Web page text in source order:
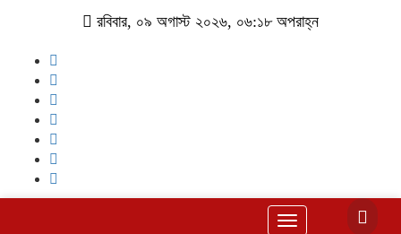
রবিবার, ০৯ অগাস্ট ২০২৬, ০৬:১৮ অপরাহ্ন
Toggle